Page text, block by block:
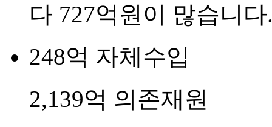
다 727억원이 많습니다
248억 자체수입
2,139억 의존재원